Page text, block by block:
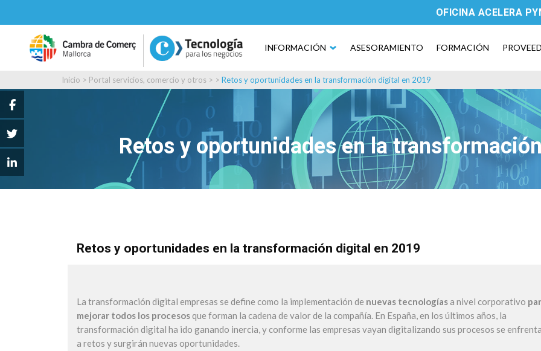
OFICINA ACELERA
INFORMACIÓN ASESORAMIENTO FORMACIÓN
Inicio > Portal servicios, comercio y otros > > Retos y oportunidades en la transformación digital en 2019
Retos y oportunidades en la
Retos y oportunidades en la transformación digital en 2019
La transformación digital empresas se define como la implementación de nuevas tecnologíasa nivel corporativo
mejorar todos los procesosque forman la cadena de valor de la compañía. En España, en los últimos años, la
transformación digital ha ido ganando inercia, y conforme las empresas vayan digitalizando sus procesos se
a retos y surgirán nuevas oportunidades.